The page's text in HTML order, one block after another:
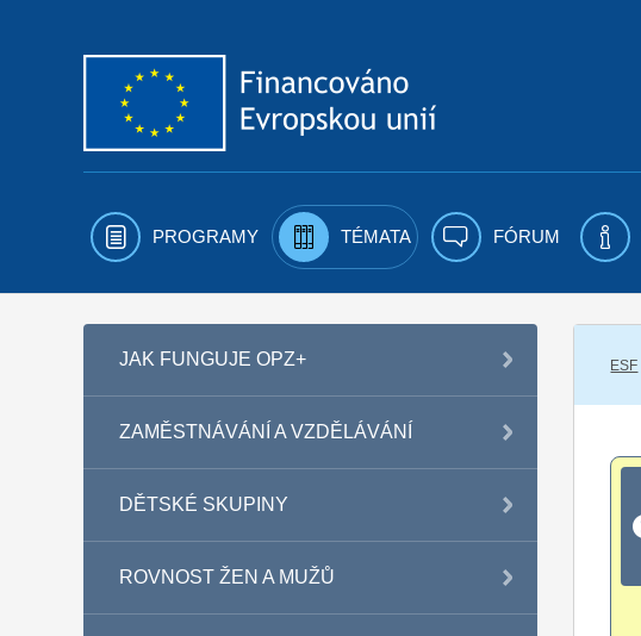
PROGRAMY TÉMATA FÓRUM
JAK FUNGUJE OPZ+
ZAMĚSTNÁVÁNÍ A VZDĚLÁVÁNÍ
DĚTSKÉ SKUPINY
ROVNOST ŽEN A MUŽŮ
ESF